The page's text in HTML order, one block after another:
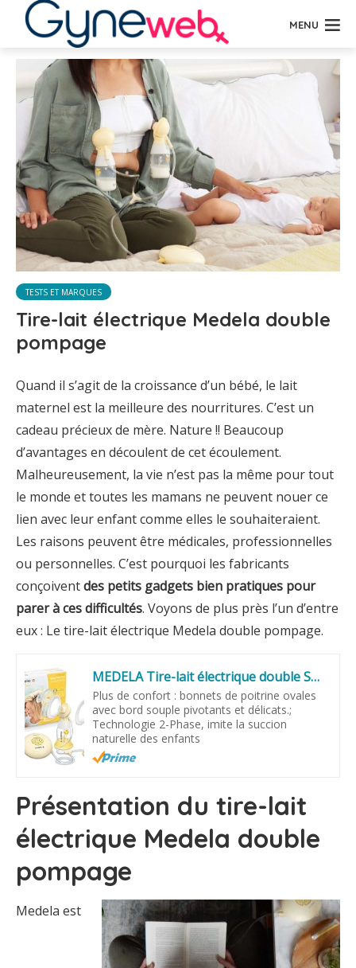
MENU
TESTS ET MARQUES
Tire-lait électrique Medela double
pompage
Quand il s’agit de la croissance d’un bébé, le lait
maternel est la meilleure des nourritures. C’est un
cadeau précieux de mère. Nature !! Beaucoup
d’avantages en découlent de cet écoulement.
Malheureusement, la vie n’est pas la même pour tout
le monde et toutes les mamans ne peuvent nouer ce
lien avec leur enfant comme elles le souhaiteraient.
Les raisons peuvent être médicales, professionnelles
ou personnelles. C’est pourquoi les fabricants
conçoiventdes petits gadgets bien pratiques pour
parer à ces difficultés. Voyons de plus près l’un d’entre
eux : Le tire-lait électrique Medela double pompage.
MEDELA Tire-lait électrique double Swing Maxi Flex 2-Phase, 11 niveaux, portable
Plus de confort : bonnets de poitrine ovales
avec bord souple pivotants et délicats.;
Technologie 2-Phase, imite la succion
naturelle des enfants
Présentation du tire-lait
électrique Medela double
pompage
Medela est